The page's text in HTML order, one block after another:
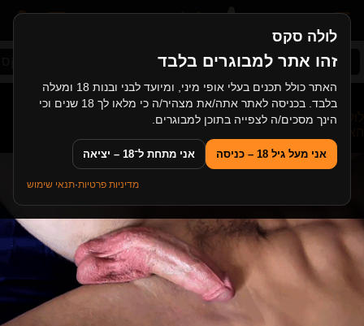
לולה סקס
זהו אתר למבוגרים בלבד
האתר כולל תכנים בעלי אופי מיני, ומיועד לבני ובנות 18 ומעלה
בלבד. בכניסה לאתר אתה/את מצהיר/ה כי מלאו לך 18 שנים וכי
הינך מסכים/ה לצפייה בתוכן למבוגרים.
אני מעל גיל 18 – כניסה אני מתחת ל־18 – יציאה
מדיניות פרטיות·תנאי שימוש
סקס ישראלי סקס אמא ובן
לולה סקס>סקס צעירות >רוסיה צעירה וסקסית בסקס לכבוד יום